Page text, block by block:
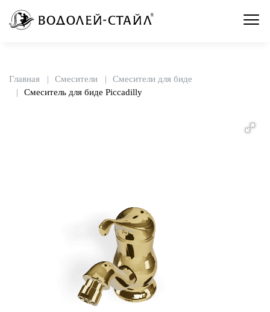
Главная Смесители
Смесители для биде
Смеситель для биде Piccadilly